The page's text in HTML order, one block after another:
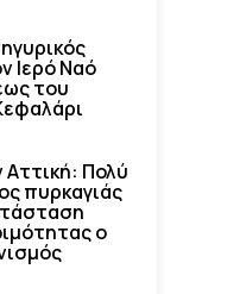
Ιερό Ναό
του
Πολύ
πυρκαγιάς
ο